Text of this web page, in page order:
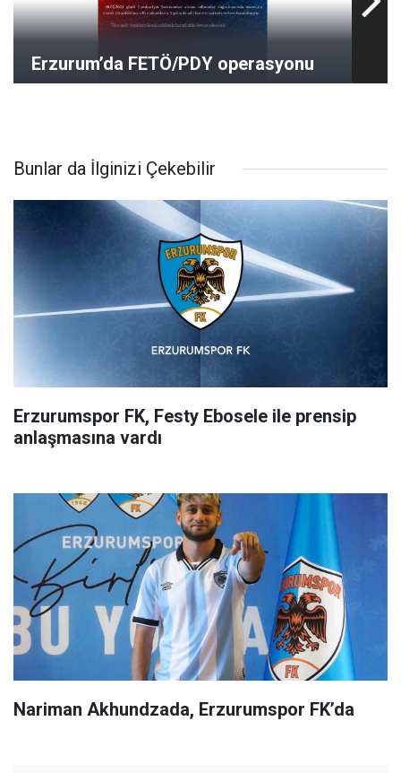
Erzurum’da FETÖ/PDY operasyonu
Bunlar da İlginizi Çekebilir
Erzurumspor FK, Festy Ebosele ile prensip
anlaşmasına vardı
Nariman Akhundzada, Erzurumspor FK’da